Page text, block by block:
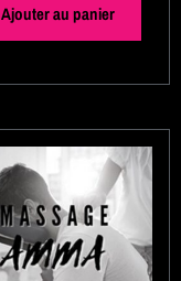
Ajouter au panier